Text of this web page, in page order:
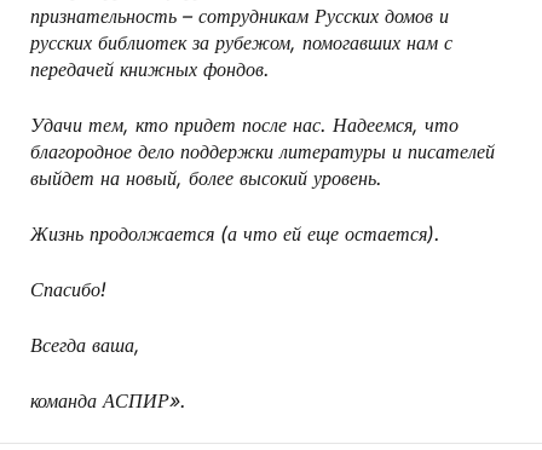
признательность – сотрудникам Русских домов и
русских библиотек за рубежом, помогавших нам с
передачей книжных фондов.
Удачи тем, кто придет после нас. Надеемся, что
благородное дело поддержки литературы и писателей
выйдет на новый, более высокий уровень.
Жизнь продолжается (а что ей еще остается).
Спасибо!
Всегда ваша,
команда АСПИР».